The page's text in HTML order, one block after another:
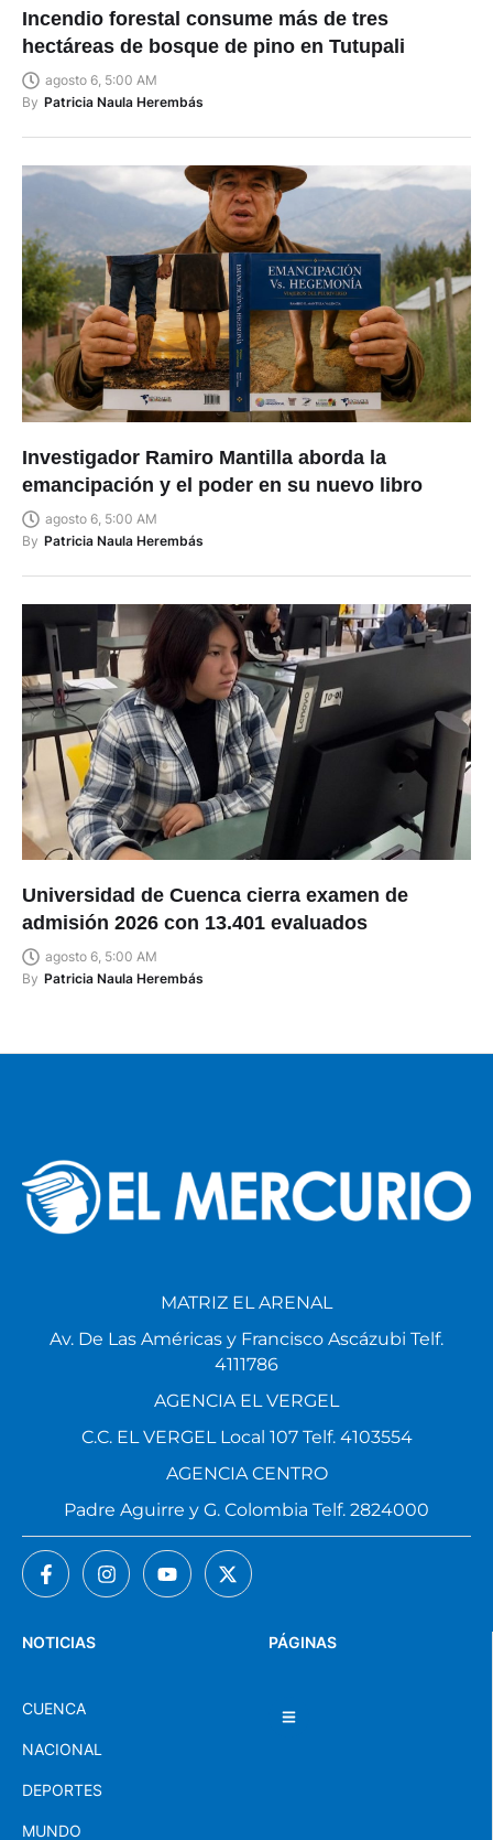
Incendio forestal consume más de tres
hectáreas de bosque de pino en Tutupali
agosto 6, 5:00 AM
By Patricia Naula Herembás
Investigador Ramiro Mantilla aborda la
emancipación y el poder en su nuevo libro
agosto 6, 5:00 AM
By Patricia Naula Herembás
Universidad de Cuenca cierra examen de
admisión 2026 con 13.401 evaluados
agosto 6, 5:00 AM
By Patricia Naula Herembás
PÁGINAS
NOTICIAS
CUENCA
NACIONAL
DEPORTES
MUNDO
MATRIZ EL ARENAL
Av. De Las Américas y Francisco Ascázubi Telf.
4111786
AGENCIA EL VERGEL
C.C. EL VERGEL Local 107 Telf. 4103554
AGENCIA CENTRO
Padre Aguirre y G. Colombia Telf. 2824000